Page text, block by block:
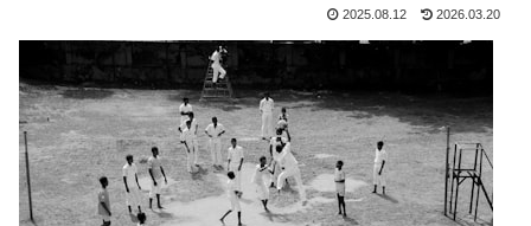
2025.08.12 2026.03.20